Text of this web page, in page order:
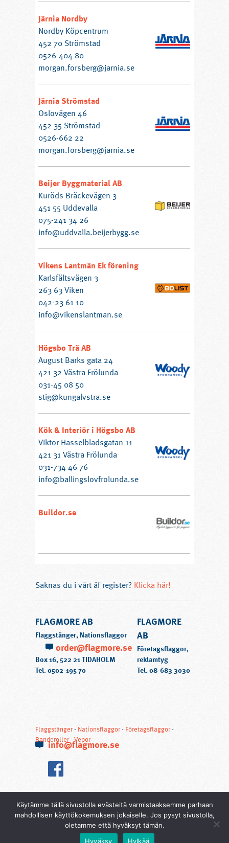
Järnia Nordby
Nordby Köpcentrum
452 70 Strömstad
0526-404 80
morgan.forsberg@jarnia.se
Järnia Strömstad
Oslovägen 46
452 35 Strömstad
0526-662 22
morgan.forsberg@jarnia.se
Beijer Byggmaterial AB
Kuröds Bräckevägen 3
451 55 Uddevalla
075-241 34 26
info@uddvalla.beijerbygg.se
Vikens Lantmän Ek förening
Karlsfältsvägen 3
263 63 Viken
042-23 61 10
info@vikenslantman.se
Högsbo Trä AB
August Barks gata 24
421 32 Västra Frölunda
031-45 08 50
stig@kungalvstra.se
Kök & Interiör i Högsbo AB
Viktor Hasselbladsgatan 11
421 31 Västra Frölunda
031-734 46 76
info@ballingslovfrolunda.se
Buildor.se
Saknas du i vårt åf register? Klicka här!
FLAGMORE AB
Flaggstänger, Nationsflaggor
order@flagmore.se
Box 16, 522 21 TIDAHOLM
Tel.0502-195 70
FLAGMORE
AB
Företagsflaggor,
reklamtyg
Tel.08-683 3030
info@flagmore.se
Flaggstänger- Nationsflaggor- Företagsflaggor-
Banderoller-Vepor
Käytämme tällä sivustolla evästeitä varmistaaksemme parhaan
mahdollisen käyttökokemuksen jokaiselle. Jos pysyt sivustolla,
oletamme että hyväksyt tämän.
Hyväksy
Hylkää